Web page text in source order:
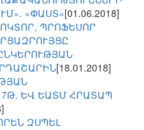
«ՓԱՍՏ»[01.06.2018]
ՊՐՈՖԵՍՈՐ
[18.01.2018]
ԵՎ ԵԱՏՄ ՀՐԱՏԱՊ
ԶՍՊԵԼ